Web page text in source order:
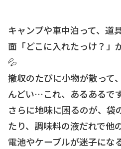
キャンプや車中泊って、道
面「どこに入れたっけ？
💦
撤収のたびに小物が散って
んどい…これ、あるあるで
さらに地味に困るのが、袋
たり、調味料の液だれで他
電池やケーブルが迷子にな